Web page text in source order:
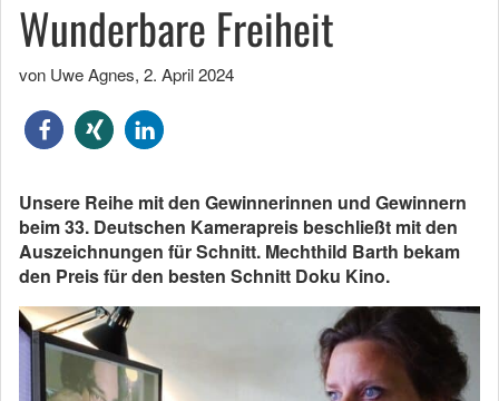
Wunderbare Freiheit
von Uwe Agnes, 2. April 2024
Unsere Reihe mit den Gewinnerinnen und Gewinnern
beim 33. Deutschen Kamerapreis beschließt mit den
Auszeichnungen für Schnitt. Mechthild Barth bekam
den Preis für den besten Schnitt Doku Kino.